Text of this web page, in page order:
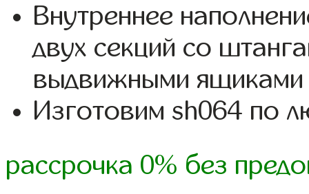
Внутреннее
двух секций со
выдвижными ящиками
Изготовим sh064 по
рассрочка 0% без